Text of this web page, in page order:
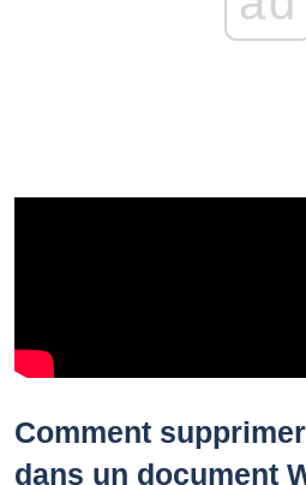
Comment
dans un document